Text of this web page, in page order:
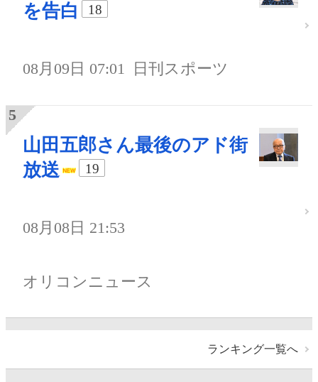
を告白
18
08月09日 07:01 日刊スポーツ
山田五郎さん最後のアド街
放送
19
08月08日 21:53
オリコンニュース
ランキング一覧へ